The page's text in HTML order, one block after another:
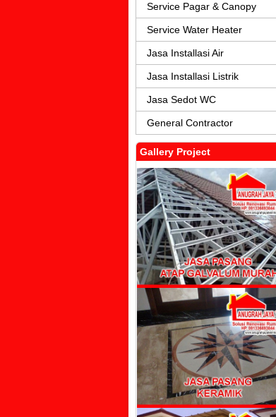
Service Pagar & Canopy
Service Water Heater
Jasa Installasi Air
Jasa Installasi Listrik
Jasa Sedot WC
General Contractor
Gallery Project